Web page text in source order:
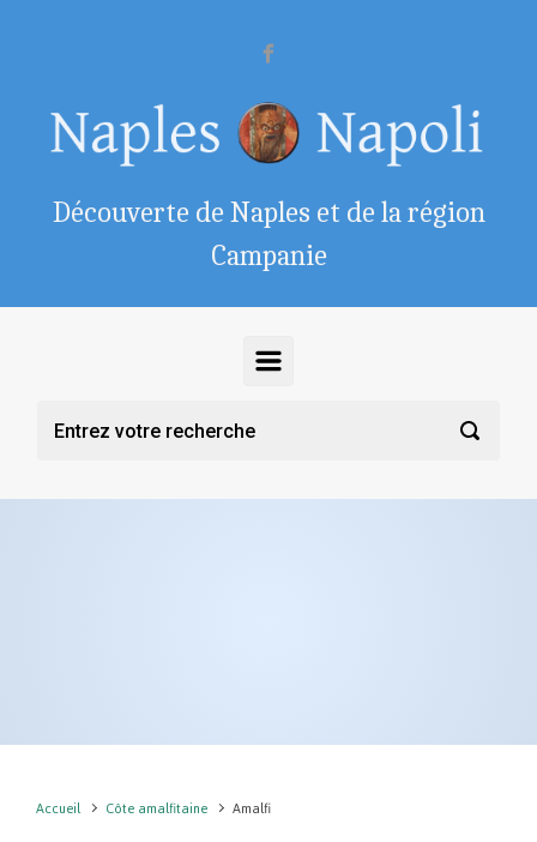
Découverte de Naples et de la région
Campanie
Accueil Côte amalfitaine Amalfi